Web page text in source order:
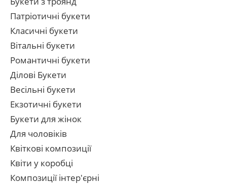
Патріотичні букети
Класичні букети
Вітальні букети
Романтичні букети
Ділові Букети
Весільні букети
Екзотичні букети
Букети для жінок
Для чоловіків
Квіткові композиції
Квіти у коробці
Композиції інтер'єрні